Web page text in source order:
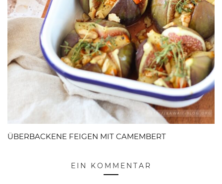
ÜBERBACKENE FEIGEN MIT CAMEMBERT
EIN KOMMENTAR